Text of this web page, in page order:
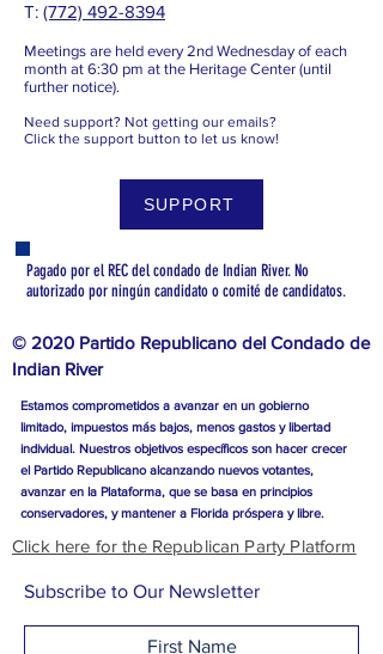
T: ​​ (772) 492-8394
Meetings are held every 2nd Wednesday of each
month at 6:30 pm at the Heritage Center (until
further notice).
Need support? Not getting our emails?
Click the support button to let us know!
SUPPORT
Pagado por el REC del condado de Indian River. No
autorizado por ningún candidato o comité de candidatos.
© 2020 Partido Republicano del Condado de
Indian River
Estamos comprometidos a avanzar en un gobierno
limitado, impuestos más bajos, menos gastos y libertad
individual. Nuestros objetivos específicos son hacer crecer
el Partido Republicano alcanzando nuevos votantes,
avanzar en la Plataforma, que se basa en principios
conservadores, y mantener a Florida próspera y libre.
Click here for the Republican Party Platform
Subscribe to Our Newsletter